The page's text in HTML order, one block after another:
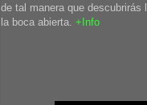
de tal manera que
la boca abierta. +Info